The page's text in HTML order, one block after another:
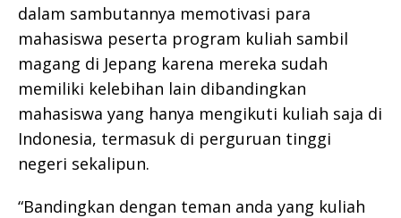
dalam sambutannya memotivasi para
mahasiswa peserta program kuliah sambil
magang di Jepang karena mereka sudah
memiliki kelebihan lain dibandingkan
mahasiswa yang hanya mengikuti kuliah saja di
Indonesia, termasuk di perguruan tinggi
negeri sekalipun.
“Bandingkan dengan teman anda yang kuliah